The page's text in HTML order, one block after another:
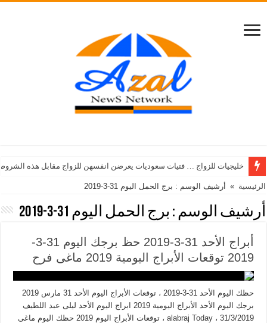
خليجيات للزواج … فتيات سعوديات يعرضن انفسهن للزواج مقابل هذه
الرئيسية » أرشيف الوسم : برج الحمل اليوم 31-3-2019
أرشيف الوسم : برج الحمل اليوم 31-3-2019
أبراج الأحد 31-3-2019 حظ برجك اليوم 31-3-
2019 توقعات الأبراج اليومية 2019 ماغى فرح
حظك اليوم الأحد 31-3-2019 ، توقعات الأبراج اليوم الأحد 31 مارس 2019
برجك اليوم الأحد الأبراج اليومية 2019 ابراج اليوم الأحد ليلى عبد اللطيف
31/3/2019 ، alabraj Today ، توقعات الأبراج اليوم 2019 حظك اليوم ماغى